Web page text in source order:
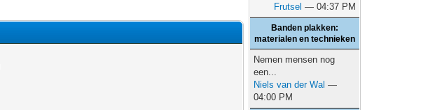
Frutsel — 04:37 PM
Banden plakken:
materialen en technieken
Nemen mensen nog
een...
Niels van der Wal —
04:00 PM